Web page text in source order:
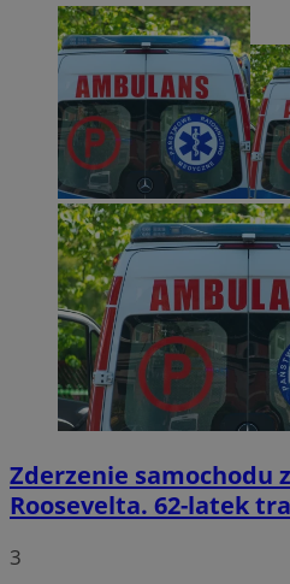
Zderzenie samochodu
Roosevelta. 62-latek
3